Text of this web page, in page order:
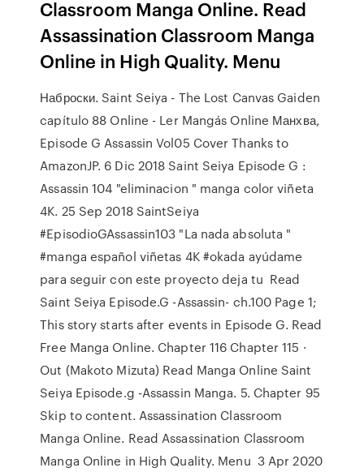
Classroom Manga Online. Read
Assassination Classroom Manga
Online in High Quality. Menu
Наброски. Saint Seiya - The Lost Canvas Gaiden
capítulo 88 Online - Ler Mangás Online Манхва,
Episode G Assassin Vol05 Cover Thanks to
AmazonJP. 6 Dic 2018 Saint Seiya Episode G :
Assassin 104 "eliminacion " manga color viñeta
4K. 25 Sep 2018 SaintSeiya
#EpisodioGAssassin103 "La nada absoluta "
#manga español viñetas 4K #okada ayúdame
para seguir con este proyecto deja tu Read
Saint Seiya Episode.G -Assassin- ch.100 Page 1;
This story starts after events in Episode G. Read
Free Manga Online. Chapter 116 Chapter 115 ·
Out (Makoto Mizuta) Read Manga Online Saint
Seiya Episode.g -Assassin Manga. 5. Chapter 95
Skip to content. Assassination Classroom
Manga Online. Read Assassination Classroom
Manga Online in High Quality. Menu 3 Apr 2020